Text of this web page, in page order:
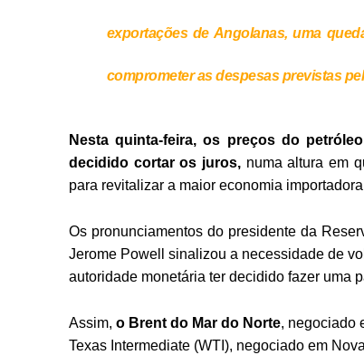
exportações de Angolanas, uma
comprometer as despesas previstas
Nesta quinta-feira, os preços do
decidido cortar os juros, numa altura em
para revitalizar a maior economia
Os pronunciamentos do presidente da
Jerome Powell sinalizou a necessidade de
autoridade monetária ter decidido fazer uma
Assim, o Brent do Mar do Norte, negociado
Texas Intermediate (WTI), negociado em